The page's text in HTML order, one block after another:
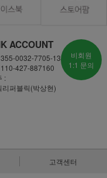
ACCOUNT
355-0032-7705-13
110-427-887160
:
리퍼블릭(박상현)
비회원
1:1 문의
고객센터